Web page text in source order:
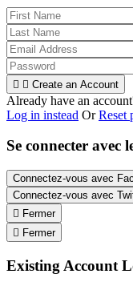
  Create an Account
Already have an
Log in instead OrReset
Se connecter avec
Connectez-vous avec
Connectez-vous avec
 Fermer
 Fermer
Existing Account